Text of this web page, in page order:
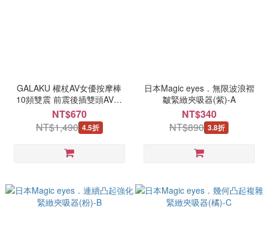
GALAKU 權杖AV女優按摩棒
10頻雙震 前震後插雙頭AV棒
加溫按摩棒 - 酒紅色
NT$670
NT$1,490 4.5折
日本Magic eyes．無限波浪褶
皺緊緻夾吸器(紫)-A
NT$340
NT$890 3.8折